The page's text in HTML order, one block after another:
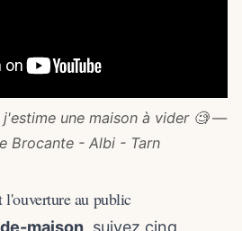
une maison à vider 🧐 —
Brocante - Albi - Tarn
l'ouverture au public
maison, suivez cinq